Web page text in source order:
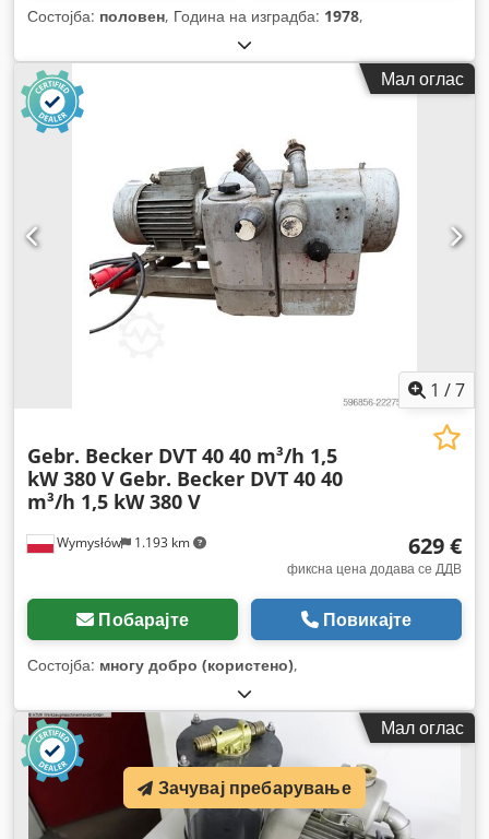
Состојба: половен, Година на изградба: 1978,
Мал оглас
1 /7
Wymysłów 1.193 km
Gebr. Becker DVT 40 40 m³/h 1,5
kW 380 V Gebr. Becker DVT 40 40
m³/h 1,5 kW 380 V
629 €
фиксна цена додава се ДДВ
Побарајте Повикајте
Состојба: многу добро (користено),
Мал оглас
Зачувај пребарување